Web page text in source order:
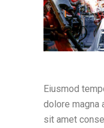
Eiusmod
dolore magna
sit amet